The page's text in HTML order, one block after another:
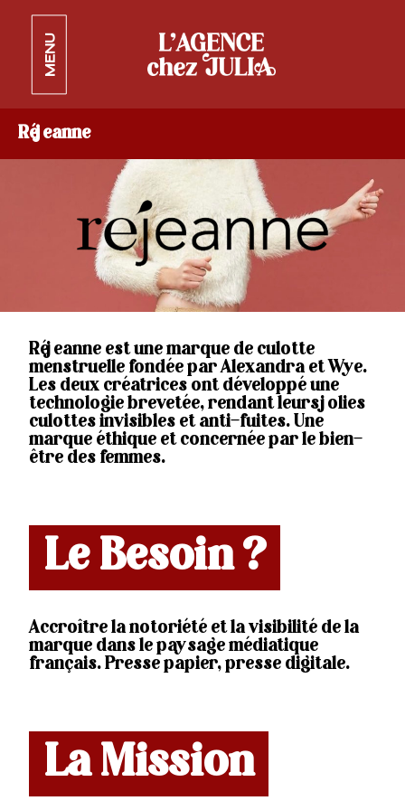
MENU
Réjeanne
Réjeanne est une marque de culotte
menstruelle fondée par Alexandra et Wye.
Les deux créatrices ont développé une
technologie brevetée, rendant leurs jolies
culottes invisibles et anti-fuites. Une
marque éthique et concernée par le bien-
être des femmes.
Le Besoin ?
Accroître la notoriété et la visibilité de la
marque dans le paysage médiatique
français. Presse papier, presse digitale.
La Mission